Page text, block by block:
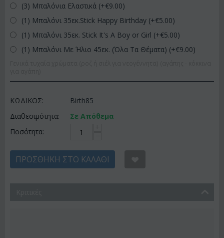
(3) Μπαλόνια Ελαστικά (+€9.00)
(1) Μπαλόνι 35εκ.Stick Happy Birthday (+€5.00)
(1) Μπαλόνι 35εκ. Stick It's A Boy or Girl (+€5.00)
(1) Μπαλόνι Με Ήλιο 45εκ. (Όλα Τα Θέματα) (+€9.00)
ΚΩΔΙΚΟΣ:
Birth85
Διαθεσιμότητα:
Σε Απόθεμα
Ποσότητα:
ΠΡΟΣΘΉΚΗ ΣΤΟ ΚΑΛΆΘΙ